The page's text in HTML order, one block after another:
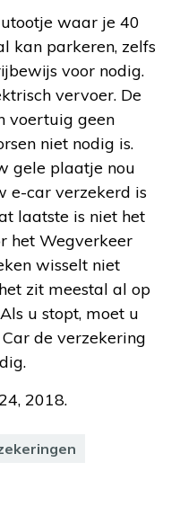
waar je 40
kan parkeren, zelfs
voor nodig.
vervoer. De
voertuig geen
niet nodig is.
gele plaatje nou
e-car verzekerd is
laatste is niet het
het Wegverkeer
wisselt niet
zit meestal al op
u stopt, moet u
de verzekering
2018.